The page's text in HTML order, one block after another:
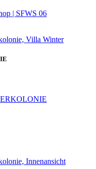
| SFWS 06